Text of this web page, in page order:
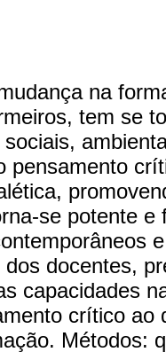
na
tem se
pensamento
se potente
docentes,
capacidades
crítico ao
Métodos: